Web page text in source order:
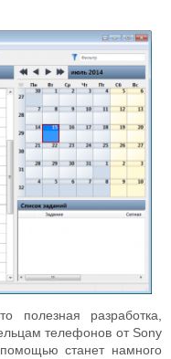
полезная разработка,
телефонов от Sony
станет намного